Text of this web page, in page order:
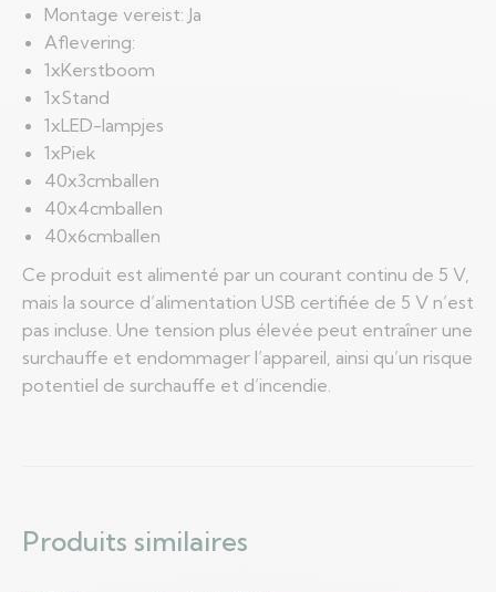
Montage vereist: Ja
Aflevering:
1xKerstboom
1xStand
1xLED-lampjes
1xPiek
40x3cmballen
40x4cmballen
40x6cmballen
Ce produit est alimenté par un courant continu de 5 V,
mais la source d’alimentation USB certifiée de 5 V n’est
pas incluse. Une tension plus élevée peut entraîner une
surchauffe et endommager l’appareil, ainsi qu’un risque
potentiel de surchauffe et d’incendie.
Produits similaires